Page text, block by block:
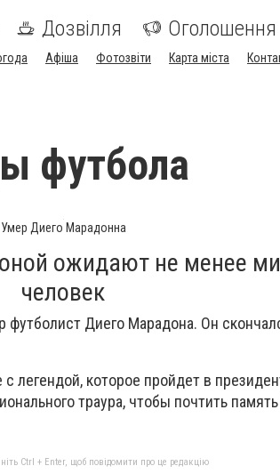
Дозвілля Оголошення
Афіша Фотозвіти Карта міста
футбола
Умер Диего Марадонна
ожидают не менее
человек
Диего Марадона. Он
легендой, которое пройдет в
траура, чтобы почтить
Ctrl + Enter, щоб повідомити про це редакцію